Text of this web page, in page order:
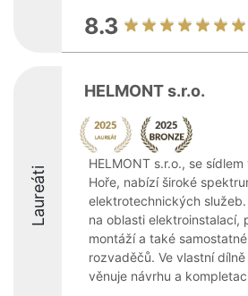
8.3
Laureáti
HELMONT s.r.o.
HELMONT s.r.o., se
Hoře, nabízí široké
elektrotechnických služeb.
na oblasti elektroinstalací,
montáží a také
rozvaděčů. Ve vlastní
věnuje návrhu a